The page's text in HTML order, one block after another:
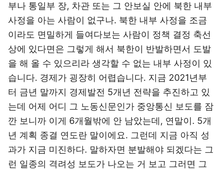
부나 통일부 장, 차관 또는 그 안보실 안에 북한 내부
사정을 아는 사람이 없구나. 북한 내부 사정을 조금
이라도 면밀하게 들여다보는 사람이 정책 결정 축선
상에 있다면은 그렇게 해서 북한이 반발하면서 도발
을 해 올 수 있으리라 생각할 수 없는 내부 사정이 있
습니다. 경제가 굉장히 어렵습니다. 지금 2021년부
터 금년 말까지 경제발전 5개년 전략을 추진하고 있
는데 어제 어디 그 노동신문인가 중앙통신 보도를 잠
깐 보니까 이게 6개월밖에 안 남았는데, 연말이. 5개
년 계획 종결 연도란 말이에요. 그런데 지금 아직 성
과가 지금 미진하다. 말하자면 분발해야 되겠다는 그
런 일종의 격려성 보도가 나오는 거 보고 그러면 그